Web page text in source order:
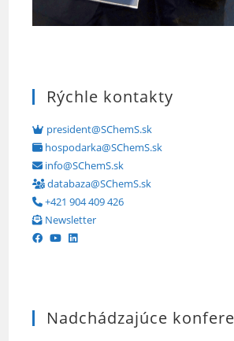
Rýchle kontakty
president@SChemS.sk
hospodarka@SChemS.sk
info@SChemS.sk
databaza@SChemS.sk
+421 904 409 426
Newsletter
Nadchádzajúce